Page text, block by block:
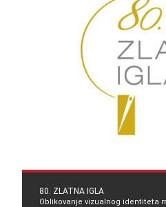
80. ZLATNA IGLA
Oblikovanje vizualnog identiteta